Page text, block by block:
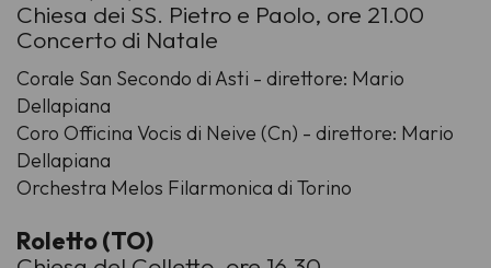
Chiesa dei SS. Pietro e Paolo, ore 21.00
Concerto di Natale
Corale San Secondo di Asti - direttore: Mario
Dellapiana
Coro Officina Vocis di Neive (Cn) - direttore: Mario
Dellapiana
Orchestra Melos Filarmonica di Torino
Roletto (TO)